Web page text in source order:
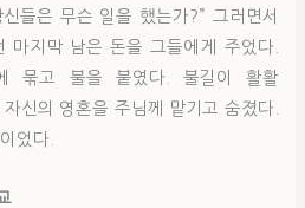
들은 무슨 일을 했는가?” 그러면서
마지막 남은 돈을 그들에게 주었다.
묶고 불을 붙였다. 불길이 활활
신의 영혼을 주님께 맡기고 숨졌다.
었다.